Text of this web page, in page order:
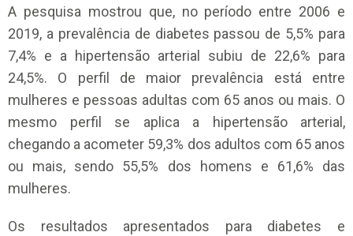
A pesquisa mostrou que, no período entre 2006 e
2019, a prevalência de diabetes passou de 5,5% para
7,4% e a hipertensão arterial subiu de 22,6% para
24,5%. O perfil de maior prevalência está entre
mulheres e pessoas adultas com 65 anos ou mais. O
mesmo perfil se aplica a hipertensão arterial,
chegando a acometer 59,3% dos adultos com 65 anos
ou mais, sendo 55,5% dos homens e 61,6% das
mulheres.
Os resultados apresentados para diabetes e